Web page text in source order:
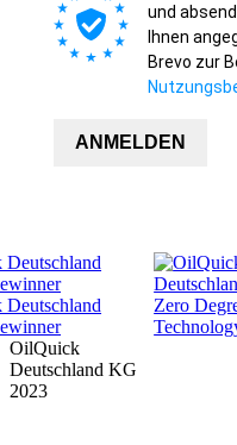
und
Ihnen
Brevo zur
ANMELDEN
OilQuick
Deutschland KG
2023